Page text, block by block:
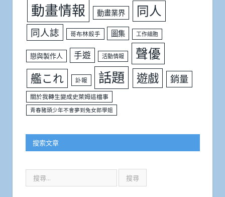
動畫情報 動畫業界 同人
同人誌 哥布林殺手 圖集 工作細胞
戀與製作人 手遊 活動情報 聲優
艦これ 訃報 話題 遊戲 銷量
關於我轉生變成史萊姆這檔事
青春豬頭少年不會夢到兔女郎學姐
搜索文章